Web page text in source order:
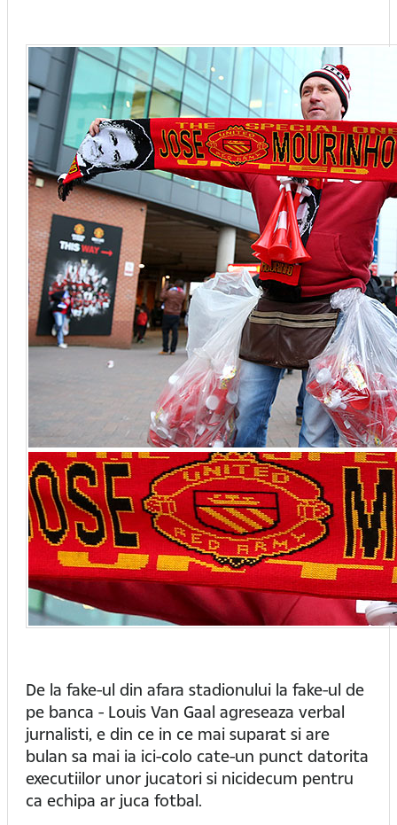
De la fake-ul din afara stadionului la fake-ul de
pe banca - Louis Van Gaal agreseaza verbal
jurnalisti, e din ce in ce mai suparat si are
bulan sa mai ia ici-colo cate-un punct datorita
executiilor unor jucatori si nicidecum pentru
ca echipa ar juca fotbal.